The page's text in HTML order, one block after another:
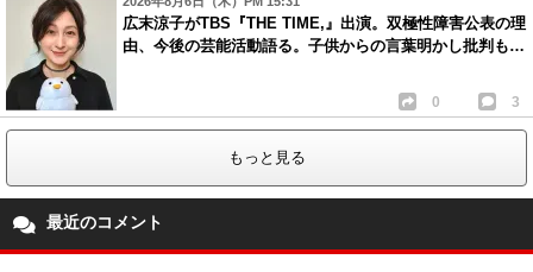
広末涼子がTBS『THE TIME,』出演。双極性障害公表の理
由、今後の芸能活動語る。子供からの言葉明かし批判も…
0 3
もっと見る
最近のコメント